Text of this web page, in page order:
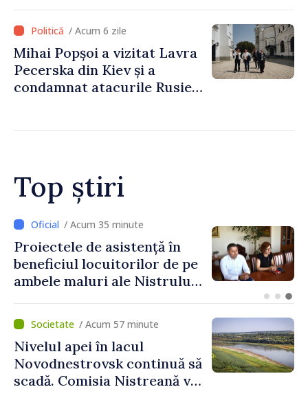
talibană. Aprobarea acestei
vizite a fost o eroare de
evaluare și de coordonare
instituțională”
/ Acum 6 zile
Mihai Popșoi a vizitat Lavra
Pecerska din Kiev și a
condamnat atacurile Rusiei
Top știri
/ Acum 13 minute
Energocom a rezervat
necesarul de electricitate
pentru astăzi: „Energia
externe continuă să fie mai
scumpă, în special în orele
de vârf”
/ Acum 57 minute
Nivelul apei în lacul
Novodnestrovsk continuă să
scadă. Comisia Nistreană va